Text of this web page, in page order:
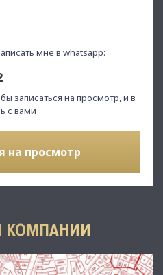
мне в whatsapp:
записаться на просмотр, и в
с вами
на просмотр
КОМПАНИИ